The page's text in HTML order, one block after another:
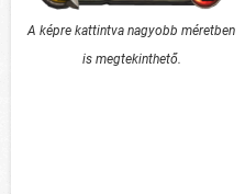
A képre kattintva nagyobb méretben
is megtekinthető.